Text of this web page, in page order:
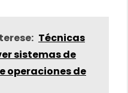
Técnicas
sistemas de
operaciones de